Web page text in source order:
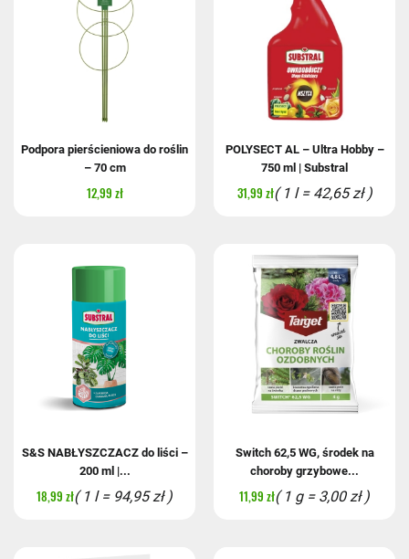
Podpora pierścieniowa do roślin
– 70 cm
12,99 zł
POLYSECT AL – Ultra Hobby –
750 ml | Substral
31,99 zł( 1 l = 42,65 zł )
S&S NABŁYSZCZACZ do liści –
200 ml |...
18,99 zł( 1 l = 94,95 zł )
Switch 62,5 WG, środek na
choroby grzybowe...
11,99 zł( 1 g = 3,00 zł )